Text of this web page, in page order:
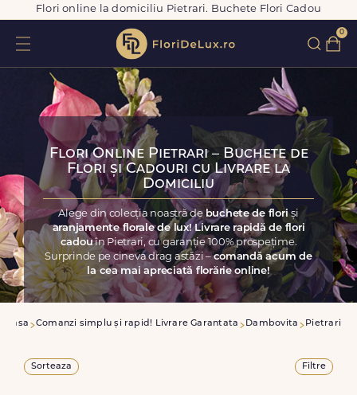
Flori online la domiciliu Pietrari. Buchete Flori Cadou
0
Flori Online Pietrari – Buchete de
Flori și Cadouri cu Livrare la
Domiciliu
Alege din colecția noastră de buchete de floriși
aranjamente florale de lux! Livrare rapidă de flori
cadouîn Pietrari, cu garanție 100% prospețime.
Surprinde pe cineva drag astăzi –comandă acum de
la cea mai apreciată florărie online!
Acasa Comanzi simplu și rapid! Livrare Garantata Dambovita Pietrari
Sorteaza Filtre